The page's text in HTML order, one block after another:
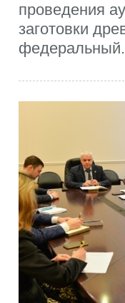
проведения
заготовки